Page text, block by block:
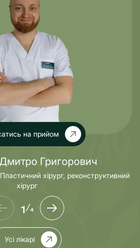
на прийом
Григорович
хірург, реконструктивний
хірург
1/4
Усі лікарі